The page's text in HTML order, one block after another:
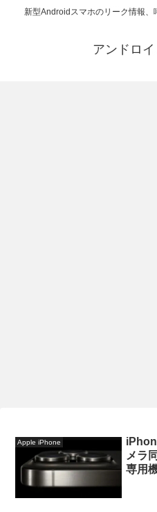
新型Androidスマホのリーク情報
アンドロ
Apple iPhone
メラ
専用